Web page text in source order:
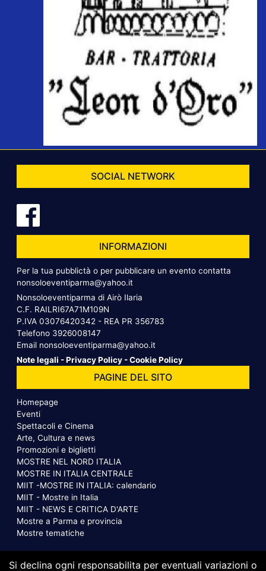
SOCIAL NETWORK
INFORMAZIONI
Per la tua pubblictà o per pubblicare un evento contatta
nonsoloeventiparma@yahoo.it
Nonsoloeventiparma di Airò Ilaria
C.F. RAILRI67A71M109N
P.IVA 03076420342 - REA PR 356783
Telefono 3926008147
Email nonsoloeventiparma@yahoo.it
Note legali -Privacy Policy -Cookie Policy
PAGINE DEL SITO
Homepage
Eventi
Spettacoli e Cinema
Arte, Cultura e news
Promozioni e biglietti
MOSTRE NEL NORD ITALIA
MOSTRE IN ITALIA CENTRALE
MIIT -MOSTRE IN ITALIA: calendario
MIIT - Mostre in Italia
MIIT - NEWS E CRITICA D'ARTE
Mostre a Parma e provincia
Mostre tematiche
Si declina ogni responsabilita per eventuali variazioni o